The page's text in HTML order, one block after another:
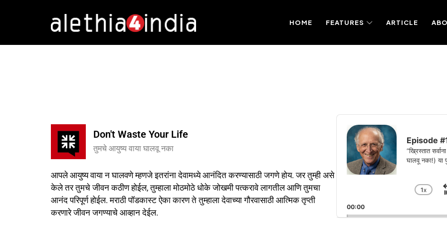
HOME FEATURES ARTICLE
Don't Waste Your Life
तुमचे आयुष्य वाया घालवू नका
आपले आयुष्य वाया न घालवणे म्हणजे इतरांना देवामध्ये आनंदित करण्यासाठी जगणे होय. जर तुम्ही असे
केले तर तुमचे जीवन कठीण होईल, तुम्हाला मोठमोठे धोके जोखमी पत्करावे लागतील आणि तुमचा
आनंद परिपूर्ण होईल. मराठी पॉडकास्ट ऐका कारण ते तुम्हाला देवाच्या गौरवासाठी आत्मिक तृप्ती
करणारे जीवन जगण्याचे आव्हान देईल.
Audio
Player
Episode
“ख्रिस्तात
घालवू नका!) या
1X
00:00